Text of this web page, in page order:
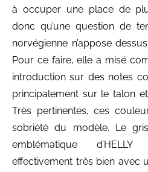
à occuper une place de
donc qu’une question de
norvégienne n’appose
Pour ce faire, elle a misé
introduction sur des notes
principalement sur le talon
Très pertinentes, ces
sobriété du modèle. Le
emblématique
effectivement très bien avec